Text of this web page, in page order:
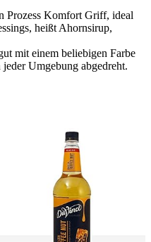
Prozess Komfort Griff, ideal
heißt Ahornsirup,
mit einem beliebigen Farbe
Umgebung abgedreht.